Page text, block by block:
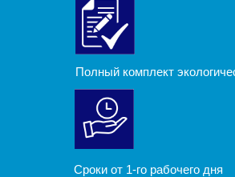
Полный комплект
Сроки от 1-го рабочего дня